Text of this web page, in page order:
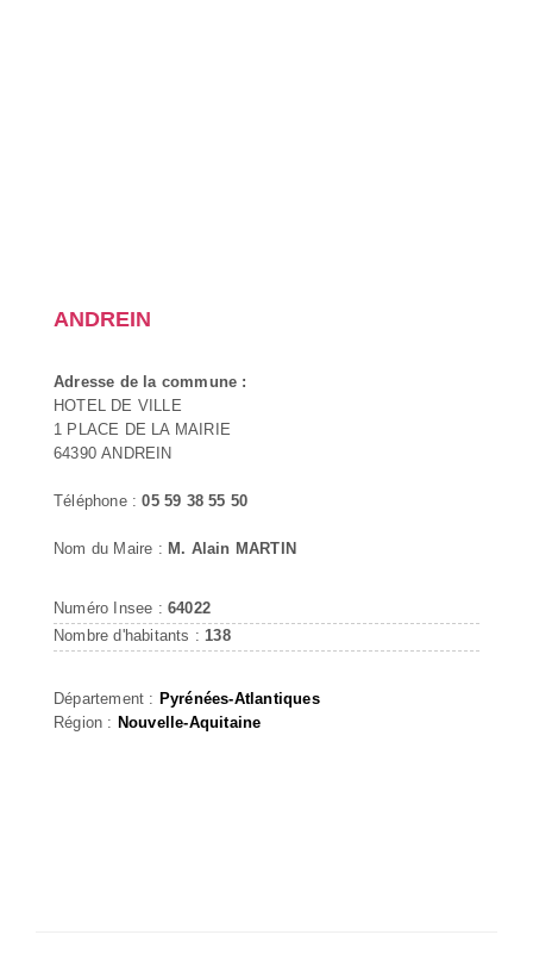
ANDREIN
Adresse de la commune :
HOTEL DE VILLE
1 PLACE DE LA MAIRIE
64390 ANDREIN
Téléphone :05 59 38 55 50
Nom du Maire : M. Alain MARTIN
Numéro Insee : 64022
Nombre d'habitants : 138
Département : Pyrénées-Atlantiques
Région : Nouvelle-Aquitaine